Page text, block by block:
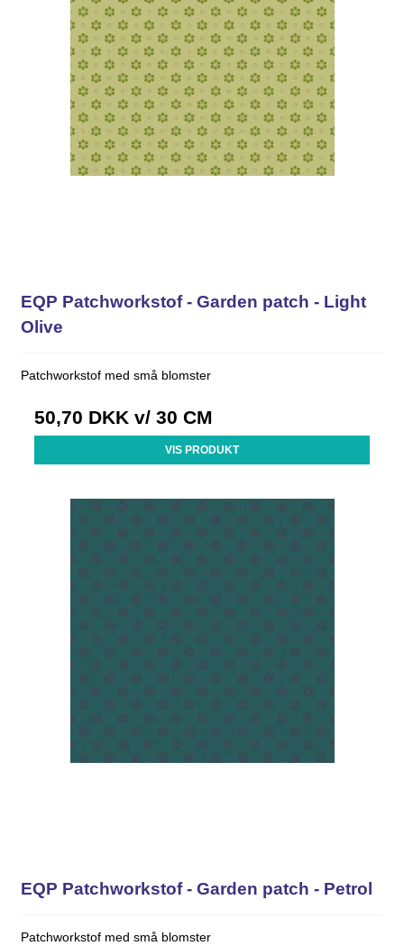
EQP Patchworkstof - Garden patch - Light
Olive
Patchworkstof med små blomster
50,70 DKK v/ 30 CM
VIS PRODUKT
EQP Patchworkstof - Garden patch - Petrol
Patchworkstof med små blomster